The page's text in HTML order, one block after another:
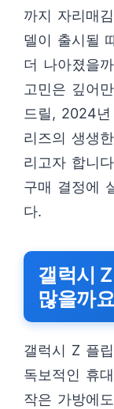
까지 자리매
델이 출시될
더 나아졌을까
고민은 깊어
드릴, 2024
리즈의 생생
리고자 합니
구매 결정에
다.
갤럭시
많을까
갤럭시 Z 플
독보적인 휴
작은 가방에